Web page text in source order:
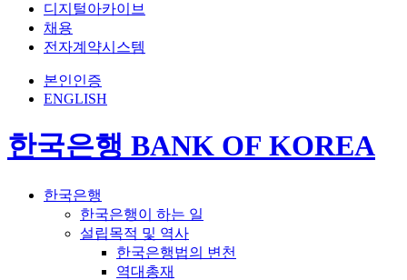
디지털아카이브
채용
전자계약시스템
본인인증
ENGLISH
한국은행 BANK OF KOREA
한국은행
한국은행이 하는 일
설립목적 및 역사
한국은행법의 변천
역대총재